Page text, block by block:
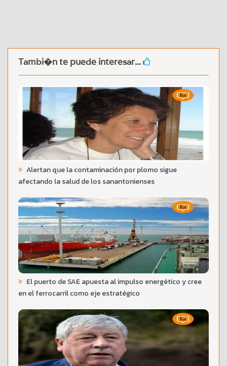
Tambi�n te puede interesar...
Alertan que la contaminación por plomo sigue
afectando la salud de los sanantonienses
El puerto de SAE apuesta al impulso energético y cree
en el ferrocarril como eje estratégico